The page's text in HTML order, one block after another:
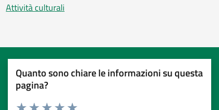
Attività culturali
Quanto sono chiare le informazioni su questa
pagina?